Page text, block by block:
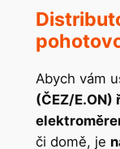
Abych vám
(ČEZ/
či domě, je